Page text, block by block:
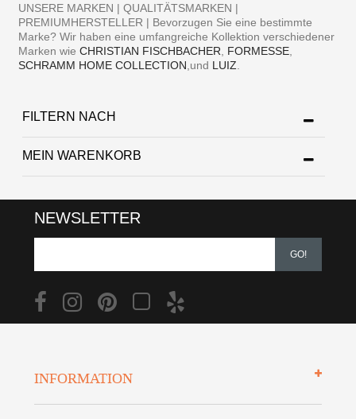
UNSERE MARKEN | QUALITÄTSMARKEN |
PREMIUMHERSTELLER | Bevorzugen Sie eine bestimmte
Marke? Wir haben eine umfangreiche Kollektion verschiedener
Marken wieCHRISTIAN FISCHBACHER FORMESSE
SCHRAMM HOME COLLECTION ,und LUIZ
FILTERN NACH
MEIN WARENKORB
NEWSLETTER
GO!
INFORMATION